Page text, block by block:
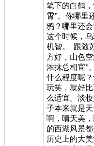
笔下的白鹤
霄”。你哪里
鸦？哪里还
这个时候，
机智。 跟随
方好，山色
浓抹总相宜”
什么程度呢
玩笑，就好
么适宜。淡
子本来就是
啊，晴天美
的西湖风景
历史上的大